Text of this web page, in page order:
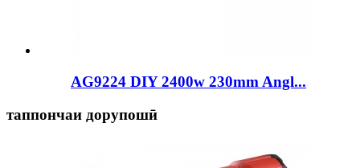
AG9224 DIY 2400w 230mm Angl...
таппончаи дорупошӣ